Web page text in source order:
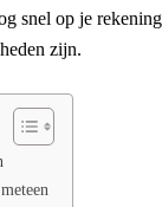
snel op je rekening
zijn.